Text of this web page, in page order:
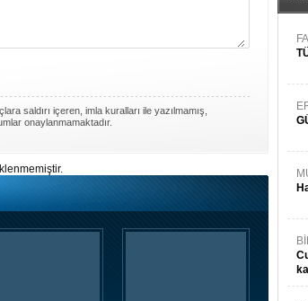
saldırı içeren, imla kuralları ile yazılmamış,
onaylanmamaktadır.